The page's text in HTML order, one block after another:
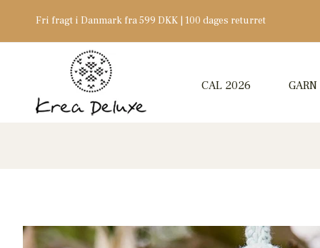
Fri fragt i Danmark fra 599 DKK | 100 dages returret
CAL 2026 GARN